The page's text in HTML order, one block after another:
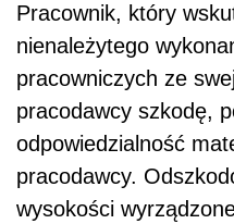
Pracownik, który
nienależytego
pracowniczych ze
pracodawcy szkodę,
odpowiedzialność
pracodawcy.
wysokości